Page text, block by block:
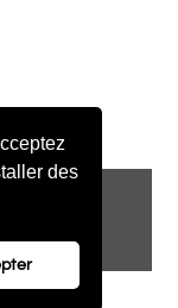
des